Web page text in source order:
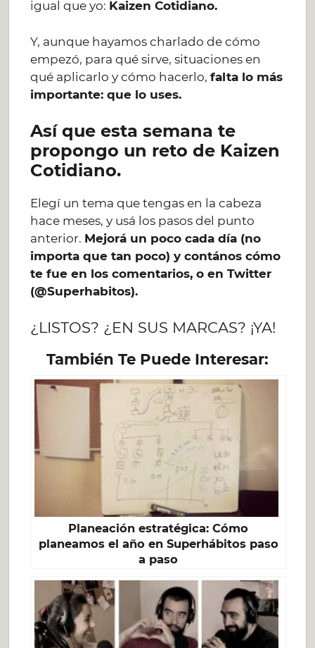
igual que yo: Kaizen Cotidiano.
Y, aunque hayamos charlado de cómo
empezó, para qué sirve, situaciones en
qué aplicarlo y cómo hacerlo,falta lo más
importante: que lo uses.
Así que esta semana te
propongo un reto de Kaizen
Cotidiano.
Elegí un tema que tengas en la cabeza
hace meses, y usá los pasos del punto
anterior. Mejorá un poco cada día (no
importa que tan poco) y contános cómo
te fue en los comentarios, o en Twitter
(@Superhabitos).
¿LISTOS? ¿EN SUS MARCAS? ¡YA!
También Te Puede Interesar:
Planeación estratégica: Cómo
planeamos el año en Superhábitos paso
a paso